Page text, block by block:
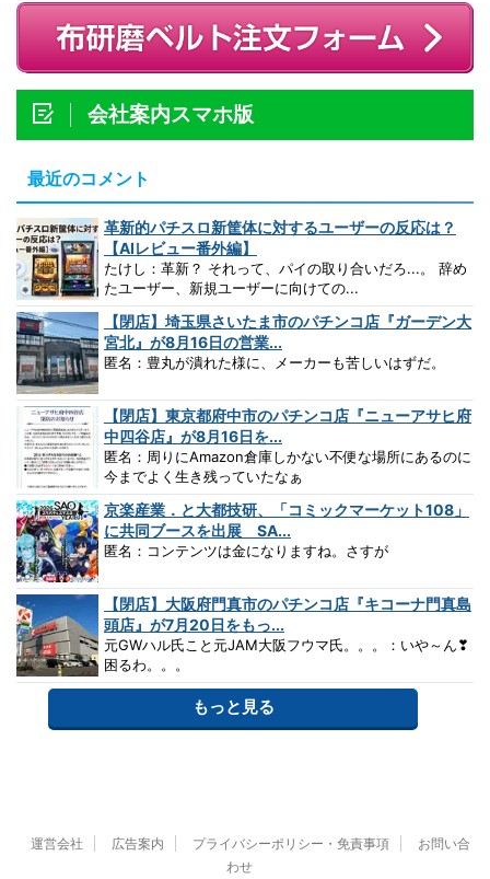
会社案内スマホ版
最近のコメント
革新的パチスロ新筐体に対するユーザーの反応は？
【AIレビュー番外編】
たけし：革新？ それって、パイの取り合いだろ...。 辞め
たユーザー、新規ユーザーに向けての...
【閉店】埼玉県さいたま市のパチンコ店『ガーデン大
宮北』が8月16日の営業...
匿名：豊丸が潰れた様に、メーカーも苦しいはずだ。
【閉店】東京都府中市のパチンコ店『ニューアサヒ府
中四谷店』が8月16日を...
匿名：周りにAmazon倉庫しかない不便な場所にあるのに
今までよく生き残っていたなぁ
京楽産業．と大都技研、「コミックマーケット108」
に共同ブースを出展 SA...
匿名：コンテンツは金になりますね。さすが
【閉店】大阪府門真市のパチンコ店『キコーナ門真島
頭店』が7月20日をもっ...
元GWハル氏こと元JAM大阪フウマ氏。。。：いや～ん❣
困るわ。。。
もっと見る
運営会社 広告案内 プライバシーポリシー・免責事項
お問い合
わせ